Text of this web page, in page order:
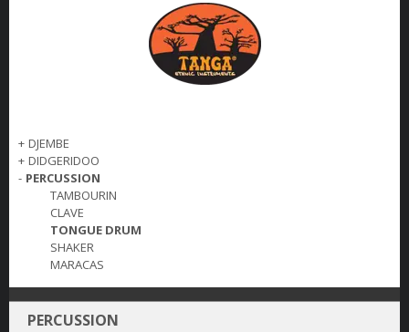
KONTAKT
+ DJEMBE
+ DIDGERIDOO
- PERCUSSION
TAMBOURIN
CLAVE
TONGUE DRUM
SHAKER
MARACAS
PERCUSSION